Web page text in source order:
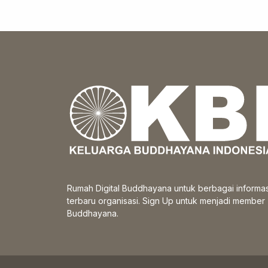
Rumah Digital Buddhayana untuk berbagai
terbaru organisasi. Sign Up untuk menjadi member
Buddhayana.